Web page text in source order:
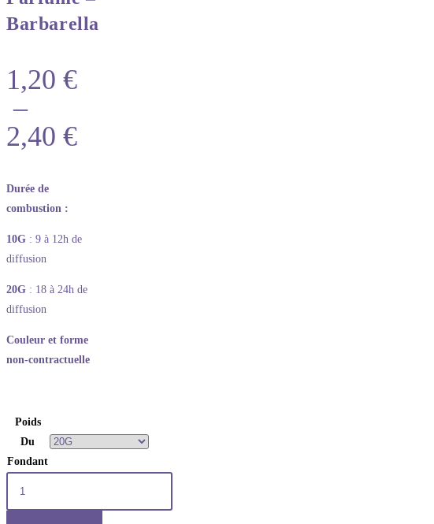
Barbarella
1,20 €
–
2,40 €
Durée de
combustion :
10G : 9 à 12h de
diffusion
20G : 18 à 24h de
diffusion
Couleur et forme
non-contractuelle
Poids
Du
Fondant